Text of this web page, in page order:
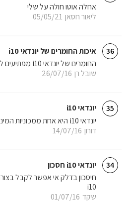
ליאור חסאן 05/05/21
אחלה אוטו חולה על שלי
36 איכות החומרים של יונדאי i10
שובל רן 26/07/16
החומרים של יונדאי i10 מפתיעים לטובה באיכותם.
35 יונדאי i10
דורון 14/07/16
יונדאי i10 היא אחת ממכוניות המיני המוצלחות בישראל.
34 יונדאי i10 חסכון
שקד 01/07/16
חיסכון בדלק אי אפשר לקבל
i10